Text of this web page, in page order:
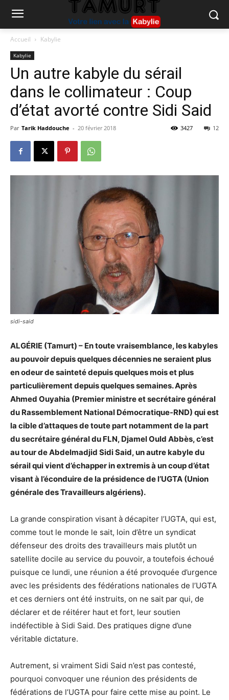
Accueil Kabylie
Kabylie
Un autre kabyle du sérail
dans le collimateur : Coup
d’état avorté contre Sidi Said
Par Tarik Haddouche - 20 février 2018 12
3427
sidi-said
ALGÉRIE (Tamurt) – En toute vraisemblance, les kabyles
au pouvoir depuis quelques décennies ne seraient plus
en odeur de sainteté depuis quelques mois et plus
particulièrement depuis quelques semaines. Après
Ahmed Ouyahia (Premier ministre et secrétaire général
du Rassemblement National Démocratique-RND) qui est
la cible d’attaques de toute part notamment de la part
du secrétaire général du FLN, Djamel Ould Abbès, c’est
au tour de Abdelmadjid Sidi Said, un autre kabyle du
sérail qui vient d’échapper in extremis à un coup d’état
visant à l’éconduire de la présidence de l’UGTA (Union
générale des Travailleurs algériens).
La grande conspiration visant à décapiter l’UGTA, qui est,
comme tout le monde le sait, loin d’être un syndicat
défenseur des droits des travailleurs mais plutôt un
satellite docile au service du pouvoir, a toutefois échoué
puisque ce lundi, une réunion a été provoquée d’urgence
avec les présidents des fédérations nationales de l’UGTA
et ces derniers ont été instruits, on ne sait par qui, de
déclarer et de réitérer haut et fort, leur soutien
indéfectible à Sidi Said. Des pratiques digne d’une
véritable dictature.
Autrement, si vraiment Sidi Said n’est pas contesté,
pourquoi convoquer une réunion des présidents de
fédérations de l’UGTA pour faire cette mise au point. Le